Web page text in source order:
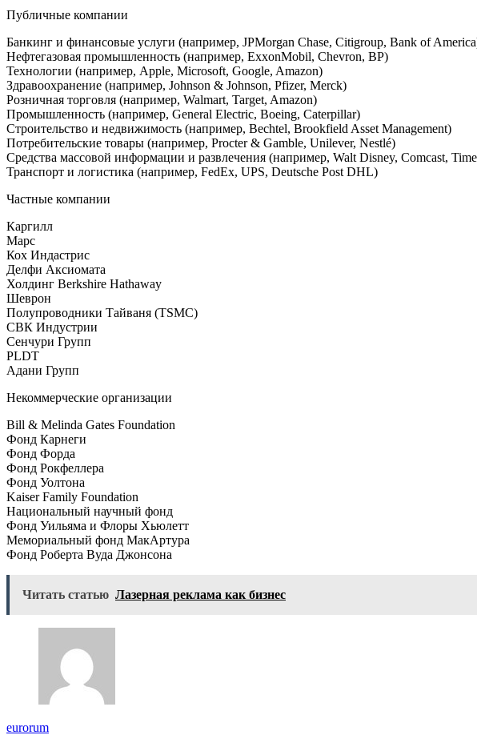
Публичные компании
Банкинг и финансовые услуги (например, JPMorgan Chase, Citigroup, Bank of
Нефтегазовая промышленность (например, ExxonMobil, Chevron, BP)
Технологии (например, Apple, Microsoft, Google, Amazon)
Здравоохранение (например, Johnson & Johnson, Pfizer, Merck)
Розничная торговля (например, Walmart, Target, Amazon)
Промышленность (например, General Electric, Boeing, Caterpillar)
Строительство и недвижимость (например, Bechtel, Brookfield Asset Management)
Потребительские товары (например, Procter & Gamble, Unilever, Nestlé)
Средства массовой информации и развлечения (например, Walt Disney, Comcast,
Транспорт и логистика (например, FedEx, UPS, Deutsche Post DHL)
Частные компании
Каргилл
Марс
Кох Индастрис
Делфи Аксиомата
Холдинг Berkshire Hathaway
Шеврон
Полупроводники Тайваня (TSMC)
СВК Индустрии
Сенчури Групп
PLDT
Адани Групп
Некоммерческие организации
Bill & Melinda Gates Foundation
Фонд Карнеги
Фонд Форда
Фонд Рокфеллера
Фонд Уолтона
Kaiser Family Foundation
Национальный научный фонд
Фонд Уильяма и Флоры Хьюлетт
Мемориальный фонд МакАртура
Фонд Роберта Вуда Джонсона
Читать статью Лазерная реклама как бизнес
eurorum